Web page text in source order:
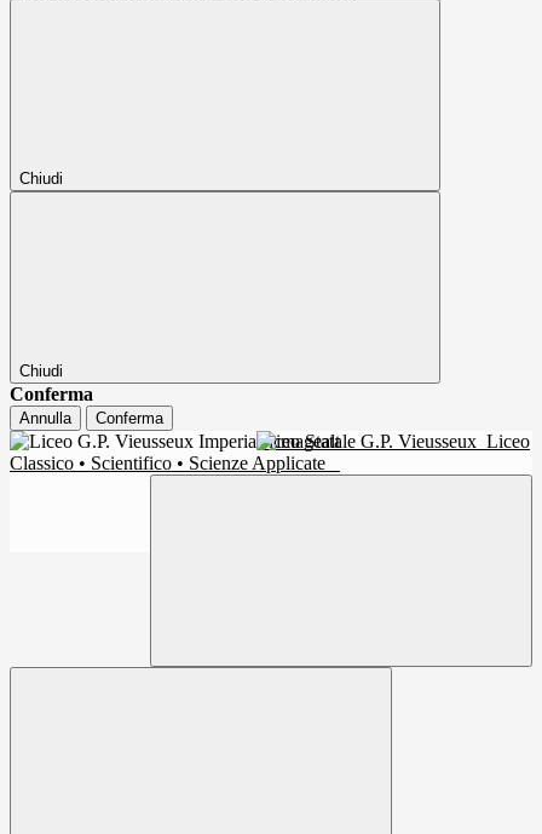
Chiudi
Chiudi
Conferma
Annulla Conferma
Liceo Statale G.P. Vieusseux Liceo
Classico • Scientifico • Scienze Applicate